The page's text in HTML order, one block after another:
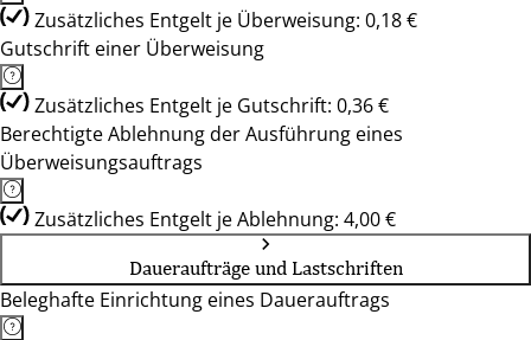
Zusätzliches Entgelt je Überweisung: 0,18 €
Gutschrift einer Überweisung
Zusätzliches Entgelt je Gutschrift: 0,36 €
Berechtigte Ablehnung der Ausführung eines
Überweisungsauftrags
Zusätzliches Entgelt je Ablehnung: 4,00 €
Daueraufträge und Lastschriften
Beleghafte Einrichtung eines Dauerauftrags